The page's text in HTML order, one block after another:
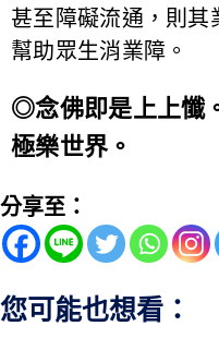
甚至障礙流通，則
幫助眾生消業障。
◎念佛即是上上懺
極樂世界。
分享至：
您可能也想看：